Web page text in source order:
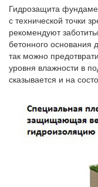
Гидрозащита
с технической точки
рекомендуют
бетонного основания
так можно
уровня влажности в
сказывается и на